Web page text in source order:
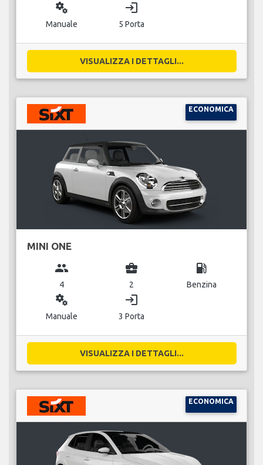
miscellaneous_services
Manuale
login
5 Porta
VISUALIZZA I DETTAGLI...
ECONOMICA
MINI ONE
group
4
business_center
2
local_gas_station
Benzina
miscellaneous_services
Manuale
login
3 Porta
VISUALIZZA I DETTAGLI...
ECONOMICA